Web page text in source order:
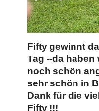
Fifty gewinnt
Tag --da
noch schön
sehr schön in
Dank für die
Fifty !!!